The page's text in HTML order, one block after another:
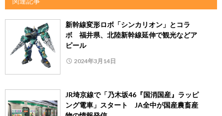
新幹線変形ロボ「シンカリオン」とコラ
ボ 福井県、北陸新幹線延伸で観光などア
ピール
2024年3月14日
JR埼京線で「乃木坂46『国消国産』ラッピ
ング電車」スタート JA全中が国産農畜産